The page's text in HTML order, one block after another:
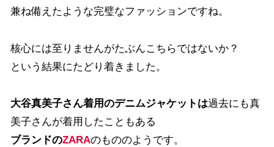
兼ね備えたような完璧なファッションですね。
核心には至りませんがたぶんこちらではないか？
という結果にたどり着きました。
大谷真美子さん着用のデニムジャケットは過去にも真
美子さんが着用したこともある
ブランドのZARAのもののようです。